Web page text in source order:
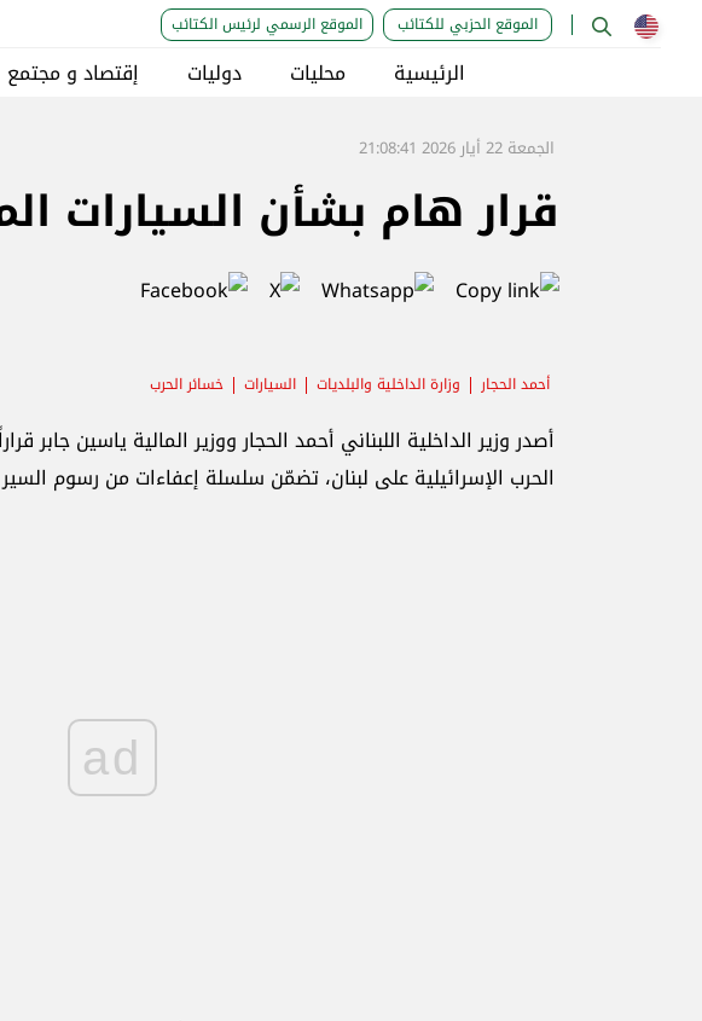
الموقع الحزبي للكتائب الموقع الرسمي لرئيس الكتائب
الرئيسية محليات دوليات إقتصاد و مجتمع
الجمعة 22 أيار 2026 21:08:41
قرار هام بشأن السيارات
أحمد الحجار وزارة الداخلية والبلديات السيارات خسائر الحرب
أصدر وزير الداخلية اللبناني أحمد الحجار ووزير المالية ياسين جابر
الحرب الإسرائيلية على لبنان، تضمّن سلسلة إعفاءات من رسوم
ad